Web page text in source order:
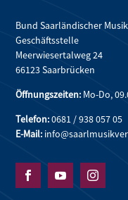
Bund Saarländischer
Geschäftsstelle
Meerwiesertalweg 24
66123 Saarbrücken
Öffnungszeiten: Mo-Do,
Telefon:0681 / 938 057 05
E-Mail:
  